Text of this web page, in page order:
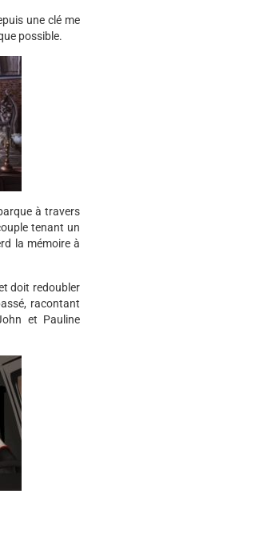
une clé me
possible.
à travers
tenant un
la mémoire à
doit redoubler
racontant
et Pauline